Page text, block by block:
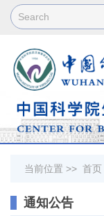
当前位置 >> 首页
通知公告